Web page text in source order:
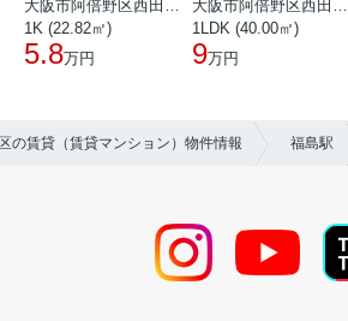
1K (22.82㎡)
5.8万円
1LDK (40.00㎡)
9万円
の賃貸（賃貸マンション）物件情報 福島駅